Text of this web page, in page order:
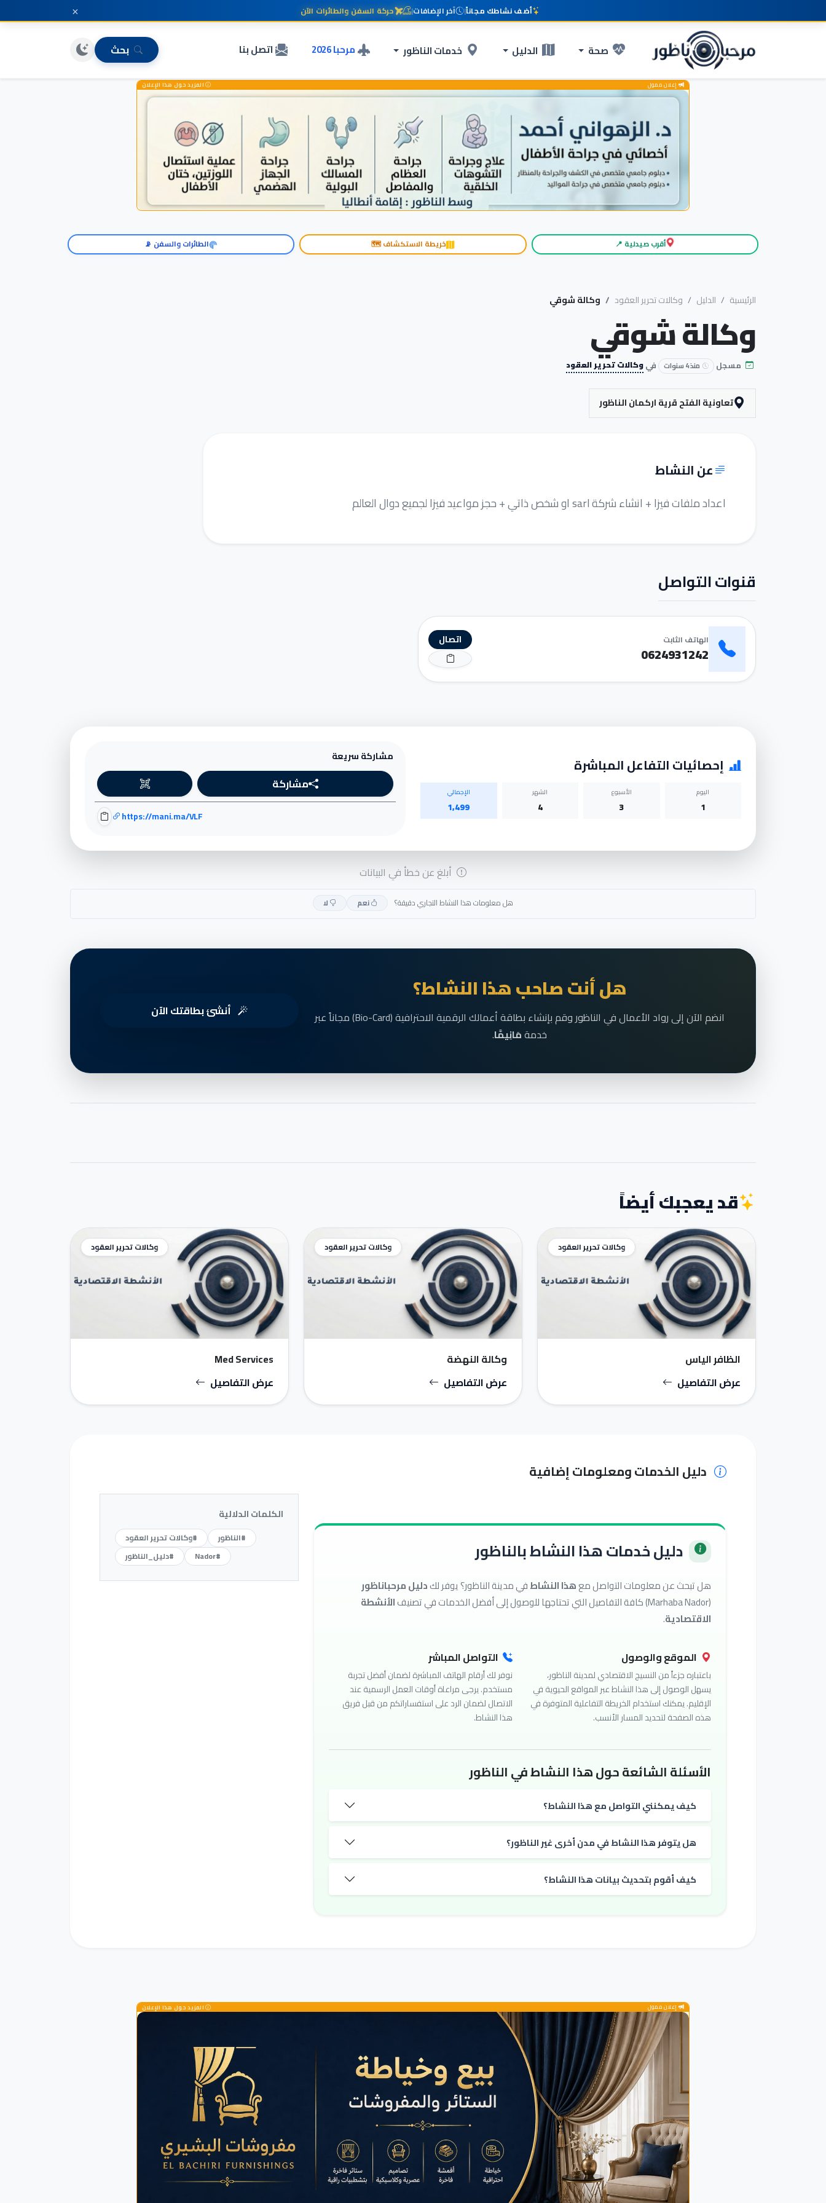
أضف نشاطك مجاناً| آخر الإضافات| حركة السفن والطائرات الآن ×
صحة الدليل خدمات الناظور مرحبا 2026 اتصل بنا بحث
إعلان ممول المزيد حول هذا الإعلان
أقرب صيدلية 📍 خريطة الاستكشاف 🗺️ الطائرات والسفن 📡
الرئيسية الدليل وكالات تحرير العقود وكالة شوقي
وكالة شوقي
مسجل منذ 4 سنوات فيوكالات تحرير العقود
تعاونية الفتح قرية اركمان الناظور
عن النشاط
اعداد ملفات فيزا + انشاء شركة sarl او شخص ذاتي + حجز مواعيد فيزا لجميع دوال العالم
قنوات التواصل
الهاتف الثابت
0624931242
اتصال
إحصائيات التفاعل المباشرة
اليوم
1
الأسبوع
3
الشهر
4
الإجمالي
1,499
مشاركة سريعة
مشاركة
https://mani.ma/VLF
أبلغ عن خطأ في البيانات
هل معلومات هذا النشاط التجاري دقيقة؟ نعم لا
هل أنت صاحب هذا النشاط؟
انضم الآن إلى رواد الأعمال في الناظور وقم بإنشاء بطاقة أعمالك الرقمية الاحترافية (Bio-Card) مجاناً عبر
خدمةمَانِيمَّا.
أنشئ بطاقتك الآن
قد يعجبك أيضاً
وكالات تحرير العقود
الظافر الياس
عرض التفاصيل
وكالات تحرير العقود
وكالة النهضة
عرض التفاصيل
وكالات تحرير العقود
Med Services
عرض التفاصيل
دليل الخدمات ومعلومات إضافية
دليل خدمات هذا النشاط بالناظور
هل تبحث عن معلومات التواصل معهذا النشاطفي مدينة الناظور؟ يوفر لكدليل مرحباناظور
(Marhaba Nador) كافة التفاصيل التي تحتاجها للوصول إلى أفضل الخدمات في تصنيف
الأنشطة
الاقتصادية.
الموقع والوصول
باعتباره جزءاً من النسيج الاقتصادي لمدينة الناظور،
يسهل الوصول إلى هذا النشاط عبر المواقع الحيوية في
الإقليم. يمكنك استخدام الخريطة التفاعلية المتوفرة في
هذه الصفحة لتحديد المسار الأنسب.
التواصل المباشر
نوفر لك أرقام الهاتف المباشرة لضمان أفضل تجربة
مستخدم. يرجى مراعاة أوقات العمل الرسمية عند
الاتصال لضمان الرد على استفساراتكم من قبل فريق
هذا النشاط.
الأسئلة الشائعة حول هذا النشاط في الناظور
كيف يمكنني التواصل مع هذا النشاط؟
هل يتوفر هذا النشاط في مدن أخرى غير الناظور؟
كيف أقوم بتحديث بيانات هذا النشاط؟
الكلمات الدلالية
#الناظور
#وكالات تحرير العقود
#Nador
#دليل_الناظور
إعلان ممول المزيد حول هذا الإعلان